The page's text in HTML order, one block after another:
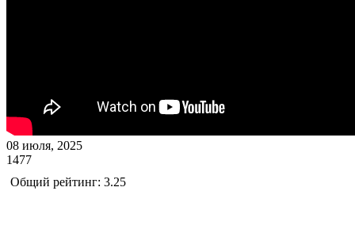
08 июля, 2025
1477
Общий рейтинг: 3.25